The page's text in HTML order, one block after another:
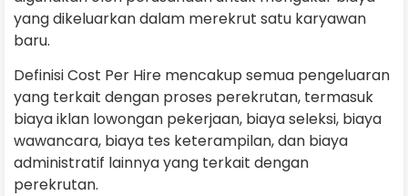
yang dikeluarkan dalam merekrut satu karyawan
baru.
Definisi Cost Per Hire mencakup semua pengeluaran
yang terkait dengan proses perekrutan, termasuk
biaya iklan lowongan pekerjaan, biaya seleksi, biaya
wawancara, biaya tes keterampilan, dan biaya
administratif lainnya yang terkait dengan
perekrutan.